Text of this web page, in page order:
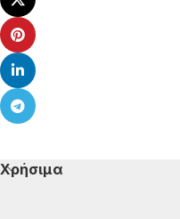
Χρήσιμα